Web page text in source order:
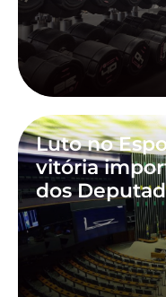
Luto no
vitória
dos